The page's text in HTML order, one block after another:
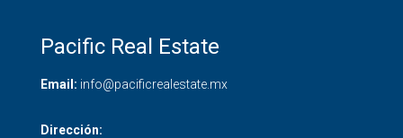
Pacific Real Estate
Email: info@pacificrealestate.mx
Dirección: